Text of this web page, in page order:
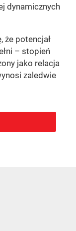
dynamicznych
że potencjał
– stopień
jako relacja
zaledwie